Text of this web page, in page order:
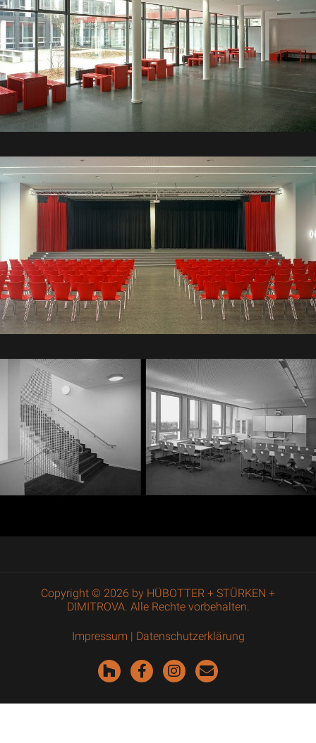
Copyright © 2026 by HÜBOTTER + STÜRKEN +
DIMITROVA. Alle Rechte vorbehalten.
Impressum | Datenschutzerklärung